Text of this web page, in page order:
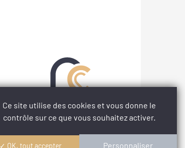
Ce site utilise des cookies et vous donne le
contrôle sur ce que vous souhaitez activer.
✓ OK, tout accepter Personnaliser